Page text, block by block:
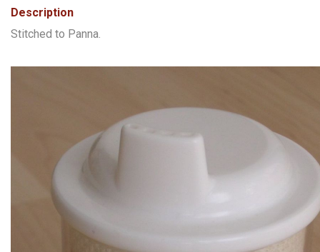
Description
Stitched to Panna.